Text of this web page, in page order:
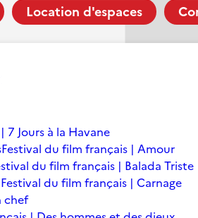
Location d'espaces
Jours à la Havane
Festival du film français | Amour
du film français | Balada Triste
Festival du film français | Carnage
chef